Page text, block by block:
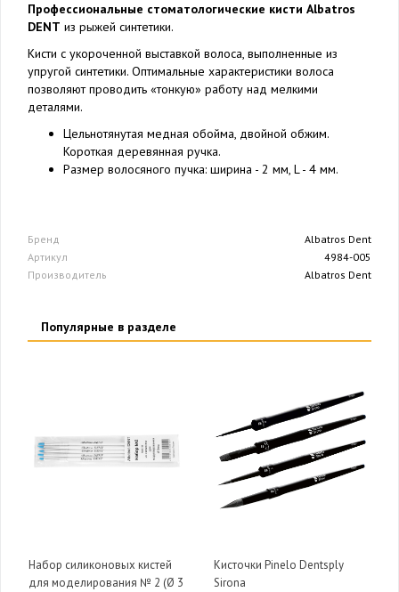
Профессиональные стоматологические кисти Albatros
DENT из рыжей синтетики.
Кисти с укороченной выставкой волоса, выполненные из
упругой синтетики. Оптимальные характеристики волоса
позволяют проводить «тонкую» работу над мелкими
деталями.
Цельнотянутая медная обойма, двойной обжим.
Короткая деревянная ручка.
Размер волосяного пучка: ширина - 2 мм, L - 4 мм.
Бренд
Albatros Dent
Артикул
4984-005
Производитель
Albatros Dent
Популярные в разделе
Набор силиконовых кистей
для моделирования № 2 (Ø 3
Кисточки Pinelo Dentsply
Sirona